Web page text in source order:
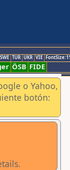
SWE TUR UKR VIE
ÖSB FIDE
o Yahoo,
botón: